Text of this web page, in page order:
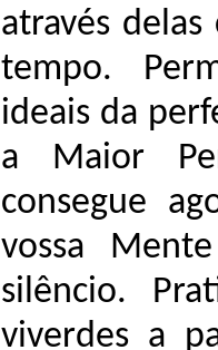
através
tempo.
ideais da
a Maior
consegue
vossa
silêncio.
viverdes a